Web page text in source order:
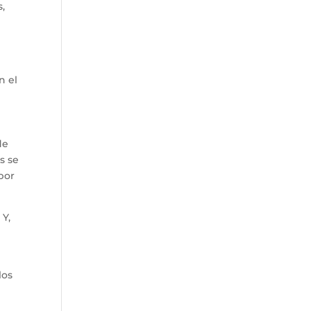
el
se